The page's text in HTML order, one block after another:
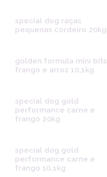
special dog raças
pequenas cordeiro 20kg
golden formula mini bits
frango e arroz 10,1kg
special dog gold
performance carne e
frango 20kg
special dog gold
performance carne e
frango 10,1kg